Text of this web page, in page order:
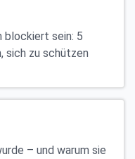
blockiert sein: 5
sich zu schützen
– und warum sie